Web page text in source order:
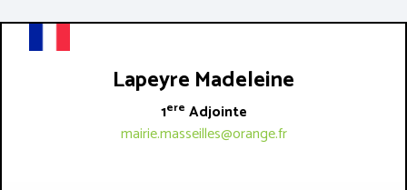
Lapeyre Madeleine
1ere Adjointe
mairie.masseilles@orange.fr